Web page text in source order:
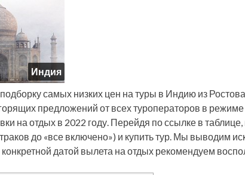
Индия
самых низких цен на туры в Индию из
предложений от всех туроператоров в
на отдых в 2022 году. Перейдя по ссылке в
до «все включено») и купить тур. Мы выводим
конкретной датой вылета на отдых рекомендуем